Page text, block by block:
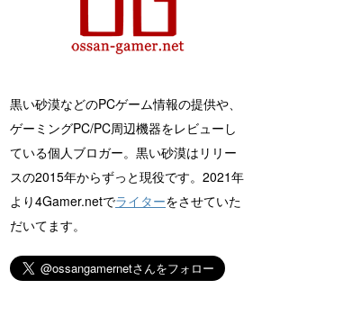
黒い砂漠などのPCゲーム情報の提供や、
ゲーミングPC/PC周辺機器をレビューし
ている個人ブロガー。黒い砂漠はリリー
スの2015年からずっと現役です。2021年
より4Gamer.netでライターをさせていた
だいてます。